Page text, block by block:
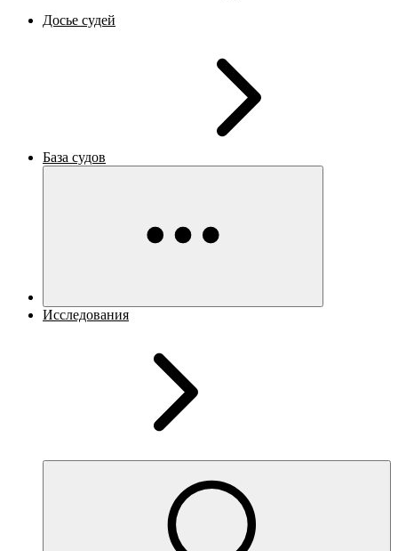
Досье судей
База судов
Исследования